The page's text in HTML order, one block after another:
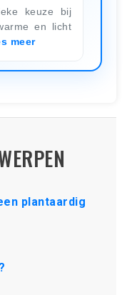
keuze bij
en licht
meer
plantaardig